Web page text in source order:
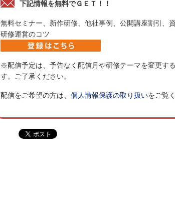
下記情報を無料でＧＥＴ！！
無料セミナー、新作研修、他社事例、公開講座割引、
研修運営のコツ
※配信予定は、予告なく配信月や研修テーマを変更す
す。ご了承ください。
配信をご希望の方は、 個人情報保護の取り扱いをご覧